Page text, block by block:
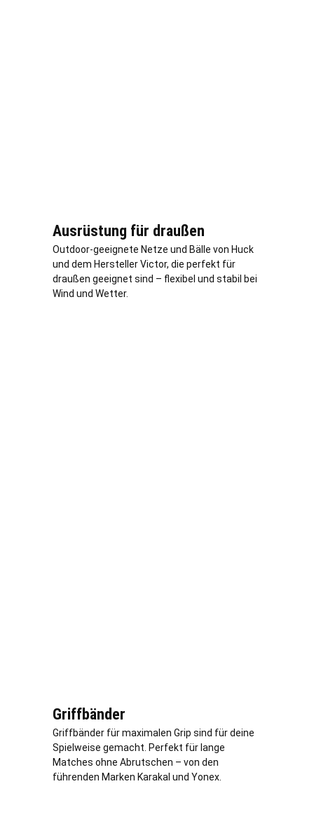
Ausrüstung für draußen
Outdoor-geeignete Netze und Bälle von Huck
und dem Hersteller Victor, die perfekt für
draußen geeignet sind – flexibel und stabil bei
Wind und Wetter.
Griffbänder
Griffbänder für maximalen Grip sind für deine
Spielweise gemacht. Perfekt für lange
Matches ohne Abrutschen – von den
führenden Marken Karakal und Yonex.